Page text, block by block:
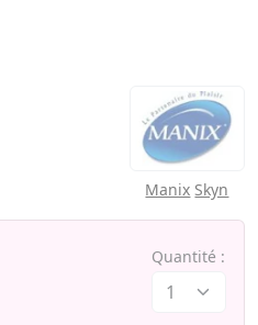
Manix Skyn
Quantité :